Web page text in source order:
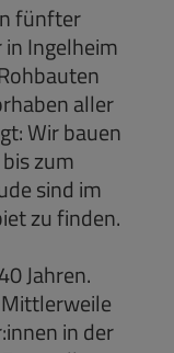
fünfter
in Ingelheim
aller
Wir bauen
zum
sind im
zu finden.
Jahren.
in der